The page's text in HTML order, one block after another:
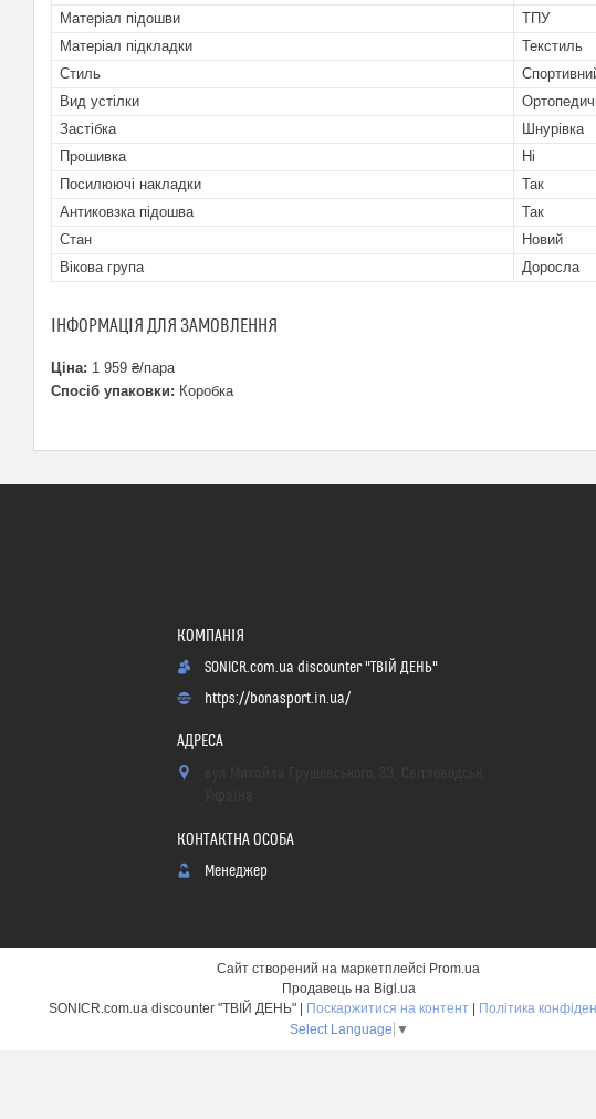
Матеріал підошви
ТПУ
Матеріал підкладки
Текстиль
Стиль
Вид устілки
Застібка
Шнурівка
Прошивка
Ні
Посилюючі накладки
Так
Антиковзка підошва
Так
Стан
Новий
Вікова група
Доросла
ІНФОРМАЦІЯ ДЛЯ ЗАМОВЛЕННЯ
Ціна: 1 959 ₴/пара
Спосіб упаковки: Коробка
SONICR.com.ua discounter "ТВІЙ ДЕНЬ"
https://bonasport.in.ua/
Менеджер
Сайт створений на маркетплейсі Prom.ua
Продавець на Bigl.ua
Поскаржитися на контент
Політика
Select Language ▼